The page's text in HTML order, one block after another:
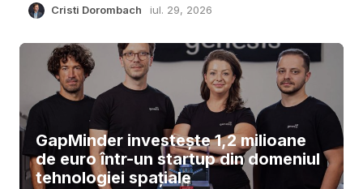
Cristi Dorombach iul. 29, 2026
GapMinder investește 1,2 milioane
de euro într-un startup din domeniul
tehnologiei spațiale